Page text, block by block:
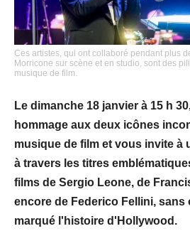
Ces artistes, qui ont collaboré pendant plus
Morricone sur scène et en studio, sont des
musique de film.
Le dimanche 18 janvier à 15 h
hommage aux deux icônes
musique de film et vous invite à
à travers les titres
films de Sergio Leone, de
encore de Federico Fellini,
marqué l'histoire d'Hollywood.